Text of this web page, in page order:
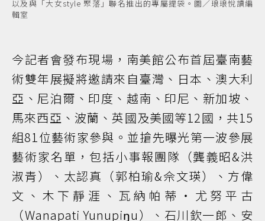
以及與「大女style 聚落」聯名推出的專屬提袋。圖／琅琅悅讀編
輯室
今記者會發布現場，南美館公布首屆臺南藝
術雙年展擬將邀請來自臺灣、日本、澳大利
亞、尼泊爾、印度、越南、印尼、新加坡、
馬來西亞、波蘭、英國及美國等12國，共15
組81位藝術家參與。並搶先曝光第一波參展
藝術家名單，包括小事報團隊（龔義昭&洪
淑青）、太認真（郭柏瑜&佘文瑛）、方偉
文、木下靜涯、瓦納帕蒂・尤努平古
（Wanapati Yunupiŋu）、石川欽一郎、安